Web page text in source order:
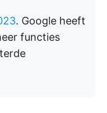
. Google heeft
functies